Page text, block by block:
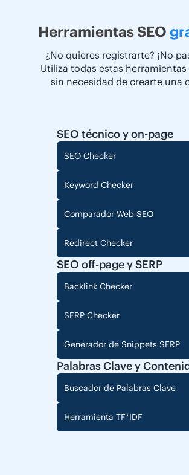
Herramientas SEO
¿No quieres registrarte? ¡No
Utiliza todas estas
sin necesidad de crearte una
SEO técnico y on-page
SEO Checker
Keyword Checker
Comparador Web SEO
Redirect Checker
SEO off-page y SERP
Backlink Checker
SERP Checker
Generador de Snippets SERP
Palabras Clave y
Buscador de Palabras Clave
Herramienta TF*IDF